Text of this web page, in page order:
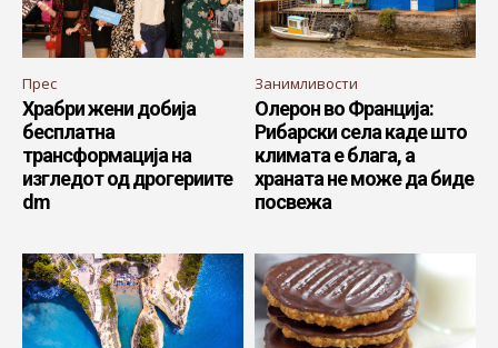
Прес
Храбри жени добија
бесплатна
трансформација на
изгледот од дрогериите
dm
Занимливости
Олерон во Франција:
Рибарски села каде што
климата е блага, а
храната не може да биде
посвежа